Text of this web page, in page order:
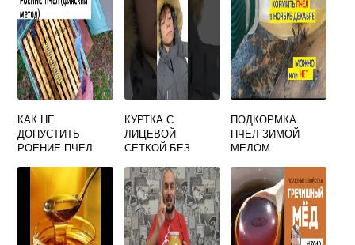
КАК НЕ
ДОПУСТИТЬ
РОЕНИЕ ПЧЕЛ
КУРТКА С
ЛИЦЕВОЙ
СЕТКОЙ БЕЗ
ДОСТУПНЫЕ
РАЗМЕРЫ: 116
СМ, 128 СМ, 152
СМ
ПОДКОРМКА
ПЧЕЛ ЗИМОЙ
МЕДОМ